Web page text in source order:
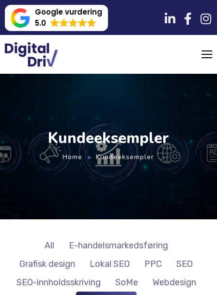
Google vurdering
5.0
Kundeeksempler
Home Kundeeksempler
All
E-handelsmarkedsføring
Grafisk design
Lokal SEO PPC
SEO
SEO-innholdsskriving
SoMe
Webdesign